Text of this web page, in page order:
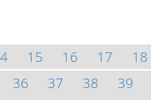
15 16 17 18
36 37 38 39